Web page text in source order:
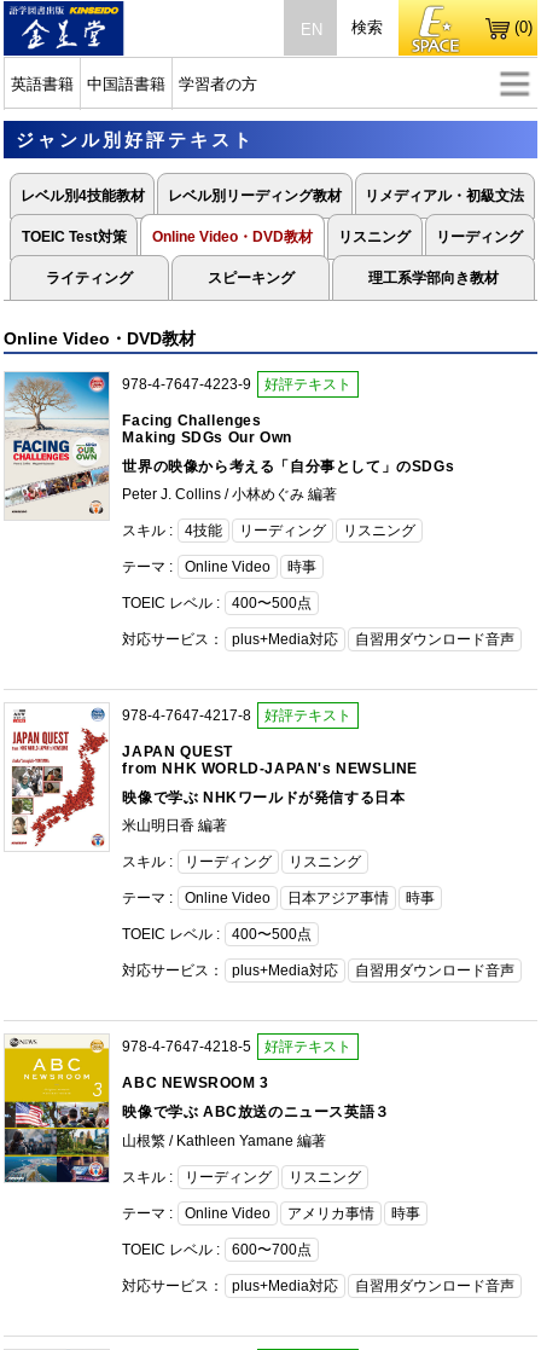
EN
英語書籍 中国語書籍 学習者の方
検索 (0)
ジャンル別好評テキスト
レベル別4技能教材 レベル別リーディング教材 リメディアル・初級文法
TOEIC Test対策 Online Video・DVD教材 リスニング リーディング
ライティング スピーキング 理工系学部向き教材
Online Video・DVD教材
978-4-7647-4223-9 好評テキスト
Facing Challenges
Making SDGs Our Own
世界の映像から考える「自分事として」のSDGs
Peter J. Collins / 小林めぐみ 編著
スキル : 4技能 リーディング リスニング
テーマ : Online Video 時事
TOEIC レベル : 400〜500点
対応サービス： plus+Media対応 自習用ダウンロード音声
978-4-7647-4217-8 好評テキスト
JAPAN QUEST
from NHK WORLD-JAPAN's NEWSLINE
映像で学ぶ NHKワールドが発信する日本
米山明日香 編著
スキル : リーディング リスニング
テーマ : Online Video 日本アジア事情 時事
TOEIC レベル : 400〜500点
対応サービス： plus+Media対応 自習用ダウンロード音声
978-4-7647-4218-5 好評テキスト
ABC NEWSROOM 3
映像で学ぶ ABC放送のニュース英語３
山根繁 / Kathleen Yamane 編著
スキル : リーディング リスニング
テーマ : Online Video アメリカ事情 時事
TOEIC レベル : 600〜700点
対応サービス： plus+Media対応 自習用ダウンロード音声